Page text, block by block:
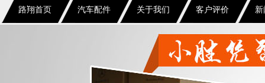
路翔首页 汽车配件 关于我们 客户评价